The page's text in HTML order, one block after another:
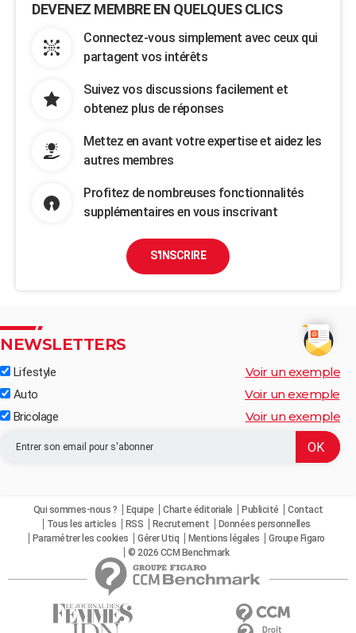
DEVENEZ MEMBRE EN QUELQUES CLICS
Connectez-vous simplement avec ceux qui
partagent vos intérêts
Suivez vos discussions facilement et
obtenez plus de réponses
Mettez en avant votre expertise et aidez les
autres membres
Profitez de nombreuses fonctionnalités
supplémentaires en vous inscrivant
S'INSCRIRE
NEWSLETTERS
Lifestyle Voir un exemple
Auto Voir un exemple
Bricolage Voir un exemple
Qui sommes-nous ? Equipe Charte éditoriale Publicité
Contact
Tous les articles
RSS Recrutement
Données personnelles
Paramétrer les cookies
Gérer Utiq Mentions légales
Groupe Figaro
© 2026 CCM Benchmark